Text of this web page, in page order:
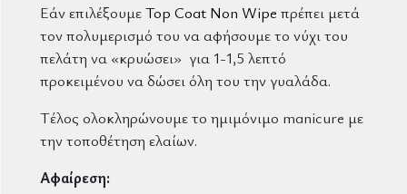
Εάν επιλέξουμεTop Coat Non Wipe πρέπει μετά
τον πολυμερισμό του να αφήσουμε το νύχι του
πελάτη να «κρυώσει» για 1-1,5 λεπτό
προκειμένου να δώσει όλη του την γυαλάδα.
Τέλος ολοκληρώνουμε το ημιμόνιμο manicure με
την τοποθέτηση ελαίων.
Αφαίρεση: